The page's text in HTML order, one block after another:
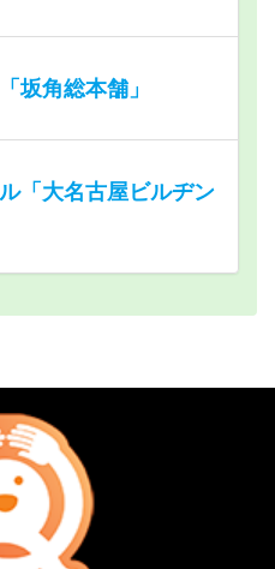
坂角総本舗」
「大名古屋ビルヂン